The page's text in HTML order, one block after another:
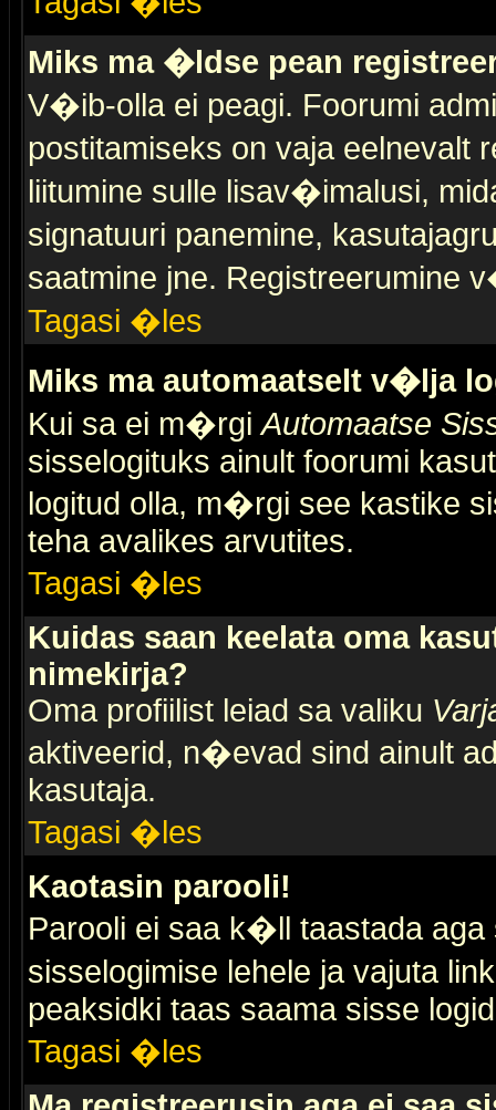
Miks ma �ldse pean
V�ib-olla ei peagi. Foorumi
postitamiseks on vaja eelnevalt
liitumine sulle lisav�imalusi,
signatuuri panemine,
saatmine jne. Registreerumine
Tagasi �les
Miks ma automaatselt v�lja
Kui sa ei m�rgiAutomaatse
sisselogituks ainult foorumi
logitud olla, m�rgi see kastike
teha avalikes arvutites.
Tagasi �les
Kuidas saan keelata oma
nimekirja?
Oma profiilist leiad sa valiku
aktiveerid, n�evad sind ainult
kasutaja.
Tagasi �les
Kaotasin parooli!
Parooli ei saa k�ll taastada aga
sisselogimise lehele ja vajuta
peaksidki taas saama sisse
Tagasi �les